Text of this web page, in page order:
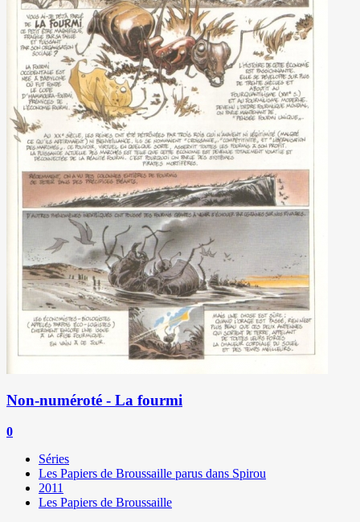
Non-numéroté - La fourmi
0
Séries
Les Papiers de Broussaille parus dans Spirou
2011
Les Papiers de Broussaille